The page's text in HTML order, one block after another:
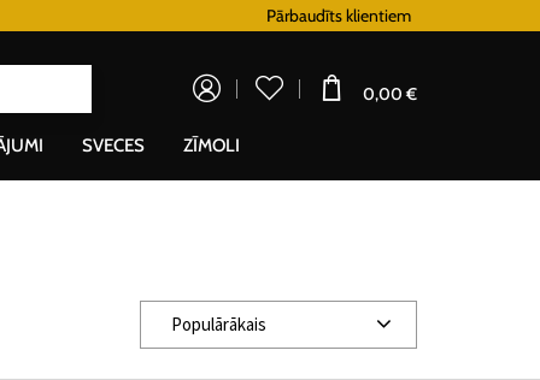
Pārbaudīts klientiem
0,00 €
SVECES ZĪMOLI
Populārākais